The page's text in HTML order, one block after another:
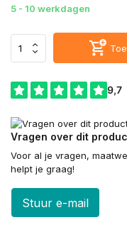
5 - 10 werkdagen
Vragen over dit
Voor al je vragen,
helpt je graag!
Stuur e-mail